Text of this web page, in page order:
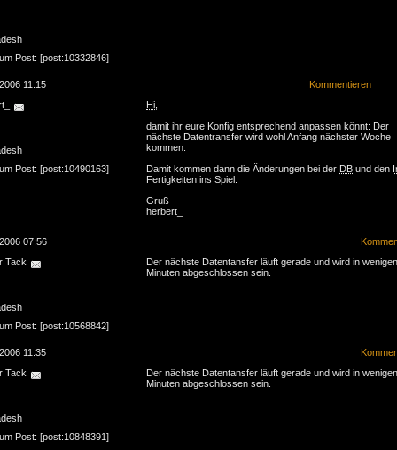
Post: [post:10332846]
11:15
Kommentieren
Post: [post:10490163]
Hi
damit ihr eure Konfig entsprechend anpassen könnt: Der
nächste Datentransfer wird wohl Anfang nächster Woche
kommen.
Damit kommen dann die Änderungen bei der DB und den
Fertigkeiten ins Spiel.
Gruß
herbert_
07:56
Tack
Post: [post:10568842]
Der nächste Datentansfer läuft gerade und wird in wenigen
Minuten abgeschlossen sein.
11:35
Tack
Post: [post:10848391]
Der nächste Datentansfer läuft gerade und wird in wenigen
Minuten abgeschlossen sein.